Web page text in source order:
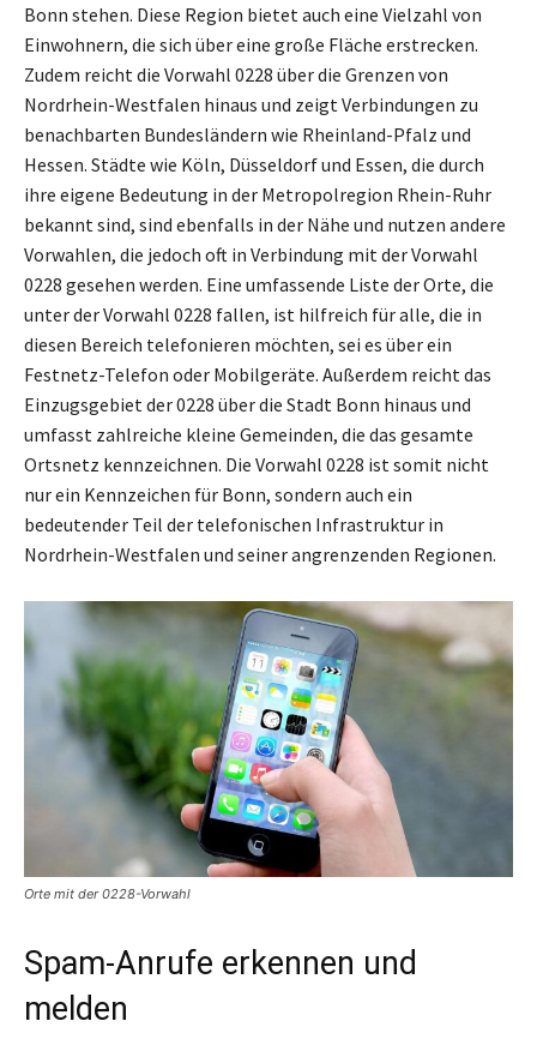
Bonn stehen. Diese Region bietet auch eine Vielzahl von
Einwohnern, die sich über eine große Fläche erstrecken.
Zudem reicht die Vorwahl 0228 über die Grenzen von
Nordrhein-Westfalen hinaus und zeigt Verbindungen zu
benachbarten Bundesländern wie Rheinland-Pfalz und
Hessen. Städte wie Köln, Düsseldorf und Essen, die durch
ihre eigene Bedeutung in der Metropolregion Rhein-Ruhr
bekannt sind, sind ebenfalls in der Nähe und nutzen andere
Vorwahlen, die jedoch oft in Verbindung mit der Vorwahl
0228 gesehen werden. Eine umfassende Liste der Orte, die
unter der Vorwahl 0228 fallen, ist hilfreich für alle, die in
diesen Bereich telefonieren möchten, sei es über ein
Festnetz-Telefon oder Mobilgeräte. Außerdem reicht das
Einzugsgebiet der 0228 über die Stadt Bonn hinaus und
umfasst zahlreiche kleine Gemeinden, die das gesamte
Ortsnetz kennzeichnen. Die Vorwahl 0228 ist somit nicht
nur ein Kennzeichen für Bonn, sondern auch ein
bedeutender Teil der telefonischen Infrastruktur in
Nordrhein-Westfalen und seiner angrenzenden Regionen.
Orte mit der 0228-Vorwahl
Spam-Anrufe erkennen und
melden